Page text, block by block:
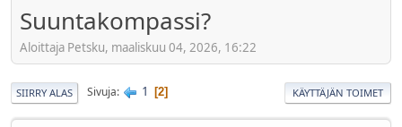
Suuntakompassi?
Aloittaja Petsku, maaliskuu 04, 2026, 16:22
SIIRRY ALAS Sivuja 1 2 KÄYTTÄJÄN TOIMET